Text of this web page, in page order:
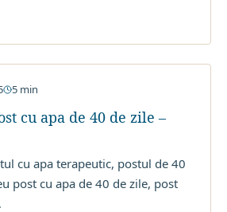
5 min
cu apa de 40 de zile –
cu apa terapeutic, postul de 40
post cu apa de 40 de zile, post